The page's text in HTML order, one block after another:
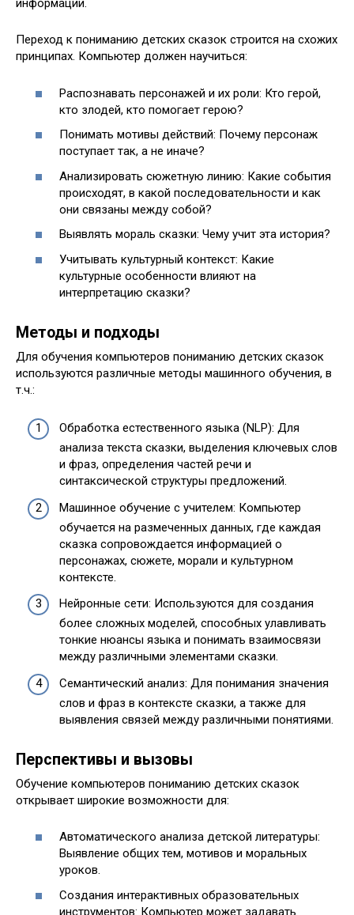
информации.
Переход к пониманию детских сказок строится на схожих
принципах. Компьютер должен научиться:
Распознавать персонажей и их роли: Кто герой,
кто злодей, кто помогает герою?
Понимать мотивы действий: Почему персонаж
поступает так, а не иначе?
Анализировать сюжетную линию: Какие события
происходят, в какой последовательности и как
они связаны между собой?
Выявлять мораль сказки: Чему учит эта история?
Учитывать культурный контекст: Какие
культурные особенности влияют на
интерпретацию сказки?
Методы и подходы
Для обучения компьютеров пониманию детских сказок
используются различные методы машинного обучения, в
т.ч.:
Обработка естественного языка (NLP): Для
анализа текста сказки, выделения ключевых слов
и фраз, определения частей речи и
синтаксической структуры предложений.
Машинное обучение с учителем: Компьютер
обучается на размеченных данных, где каждая
сказка сопровождается информацией о
персонажах, сюжете, морали и культурном
контексте.
Нейронные сети: Используются для создания
более сложных моделей, способных улавливать
тонкие нюансы языка и понимать взаимосвязи
между различными элементами сказки.
Семантический анализ: Для понимания значения
слов и фраз в контексте сказки, а также для
выявления связей между различными понятиями.
Перспективы и вызовы
Обучение компьютеров пониманию детских сказок
открывает широкие возможности для:
Автоматического анализа детской литературы:
Выявление общих тем, мотивов и моральных
уроков.
Создания интерактивных образовательных
инструментов: Компьютер может задавать